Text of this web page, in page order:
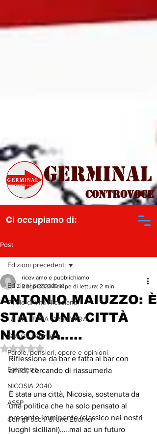
Controvoce
Ci occupiamo di:
Germinal
Post
Edizioni precedenti
Pillole di Vita Nicosiana
LA BELLEZZA CI SALVERA'
Questa settimana...
Parole, pensieri, opere e opinioni
Entroterra
NICOSIA 2040
ASSP
Con gli occhi di uno Zoomer
Edizioni precedenti
ANTONIO MAIUZZO: È
STATA UNA CITTÀ
NICOSIA.....
riceviamo e pubblichiamo
2 ago 2023 Tempo di lettura: 2 min
Valutazione NaN stelle su 5.
Riflessione da bar e fatta al bar con
amici, cercando di riassumerla
È stata una città, Nicosia, sostenuta da
una politica che ha solo pensato al
presente imminente (classico nei nostri
luoghi siciliani)…..mai ad un futuro